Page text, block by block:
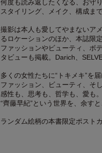
何度も読み返したくなる、お守
スタイリング、メイク、構成ま
撮影は本人も愛してやまないア
るロケーションのほか、本誌限
ファッションやビューティ、ボ
タビューも掲載。Darich、
多くの女性たちに“トキメキ”を
ファッション、ビューティ、そ
感性も、思考も、哲学も、愛も。
“齊藤早紀”という世界を、余す
ランダム絵柄の本書限定ポスト